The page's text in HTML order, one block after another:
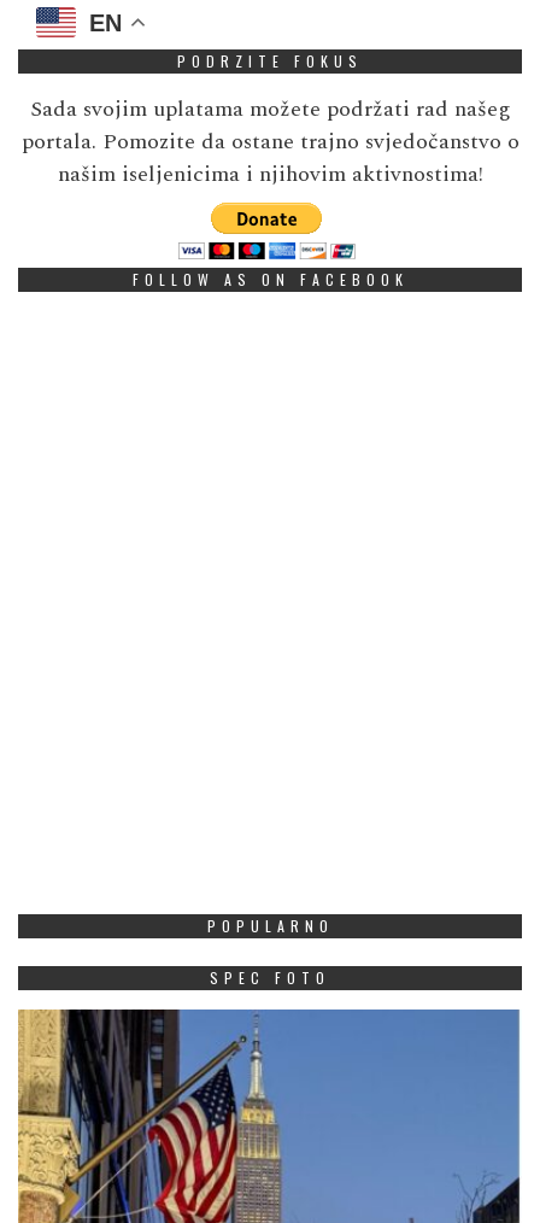
EN
PODRZITE FOKUS
Sada svojim uplatama možete podržati rad našeg
portala. Pomozite da ostane trajno svjedočanstvo o
našim iseljenicima i njihovim aktivnostima!
FOLLOW AS ON FACEBOOK
POPULARNO
SPEC FOTO